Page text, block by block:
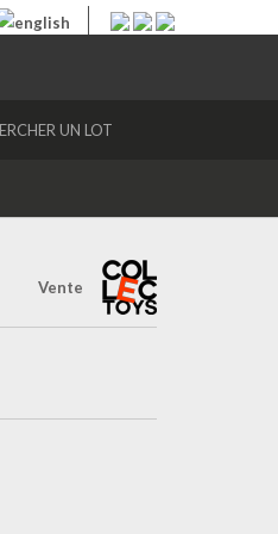
UN LOT
Vente